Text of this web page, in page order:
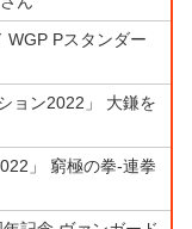
WGP Pスタンダー
ョン2022」 大鎌を
」 窮極の拳-連拳